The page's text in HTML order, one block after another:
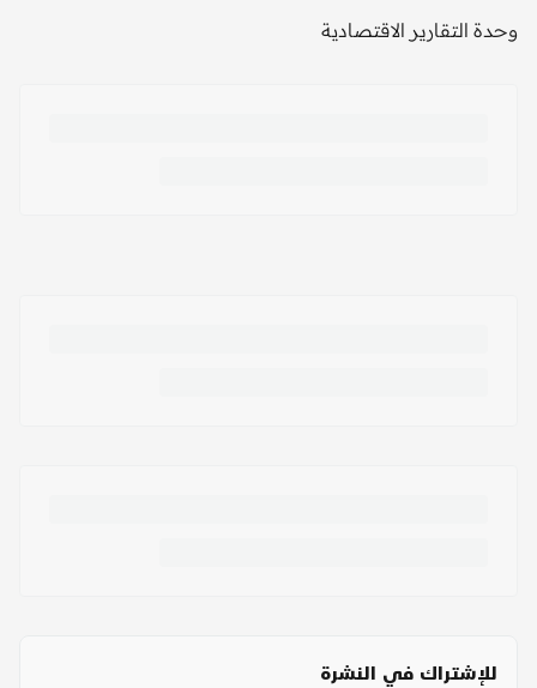
وحدة التقارير الاقتصادية
للإشتراك في النشرة